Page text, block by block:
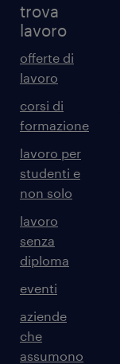
trova
lavoro
offerte di
lavoro
corsi di
formazione
lavoro per
studenti e
non solo
lavoro
senza
diploma
eventi
aziende
che
assumono